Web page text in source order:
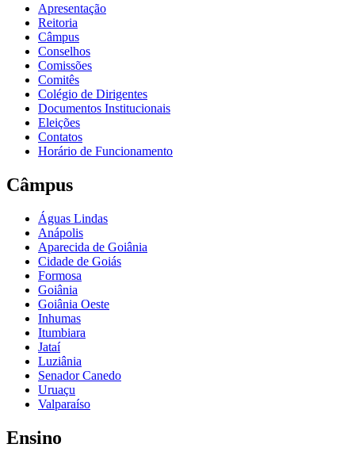
Apresentação
Reitoria
Câmpus
Conselhos
Comissões
Comitês
Colégio de Dirigentes
Documentos Institucionais
Eleições
Contatos
Horário de Funcionamento
Câmpus
Águas Lindas
Anápolis
Aparecida de Goiânia
Cidade de Goiás
Formosa
Goiânia
Goiânia Oeste
Inhumas
Itumbiara
Jataí
Luziânia
Senador Canedo
Uruaçu
Valparaíso
Ensino